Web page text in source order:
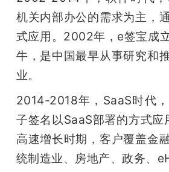
机关内部办公的需求为主，
式应用。2002年，e签宝成
牛，是中国最早从事研究和
业。
2014-2018年，SaaS时代
子签名以SaaS部署的方式应
高速增长时期，客户覆盖金
统制造业、房地产、政务、